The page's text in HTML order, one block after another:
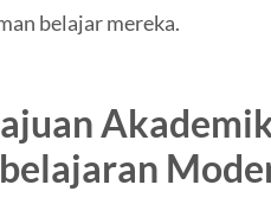
belajar mereka.